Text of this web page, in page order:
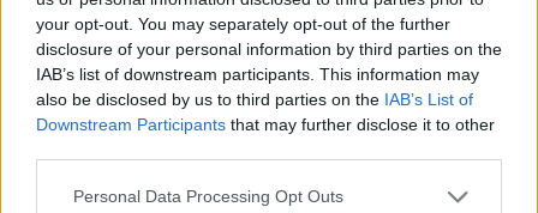
your opt-out. You may separately opt-out of the further
disclosure of your personal information by third parties on the
IAB’s list of downstream participants. This information may
also be disclosed by us to third parties on the IAB’s List of
Downstream Participants that may further disclose it to other
Personal Data Processing Opt Outs
Puteți susține ZIARISTII.COM făcând
odonație AICI.Vă mulțumim!
CITIȚI ȘI: